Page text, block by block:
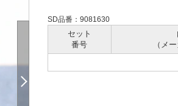
SD品番：9081630
セット
番号
（メ